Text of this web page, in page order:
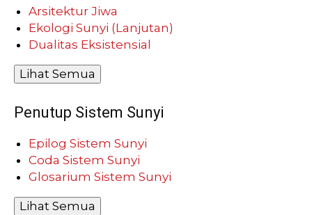
Arsitektur Jiwa
Ekologi Sunyi (Lanjutan)
Dualitas Eksistensial
Lihat Semua
Penutup Sistem Sunyi
Epilog Sistem Sunyi
Coda Sistem Sunyi
Glosarium Sistem Sunyi
Lihat Semua